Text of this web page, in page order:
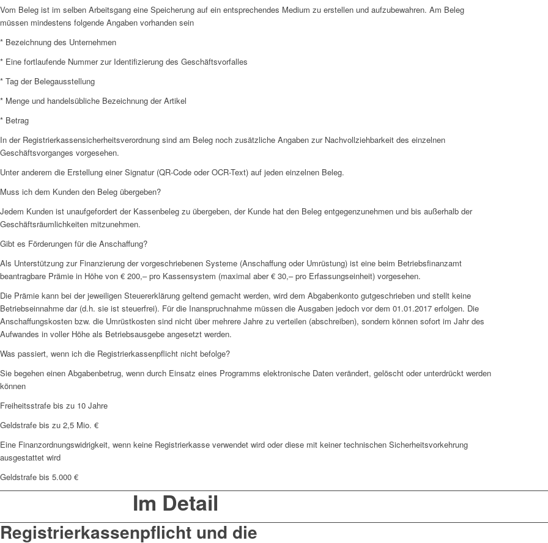
Vom Beleg ist im selben Arbeitsgang eine Speicherung auf ein entsprechendes Medium zu erstellen und aufzubewahren. Am Beleg
müssen mindestens folgende Angaben vorhanden sein
* Bezeichnung des Unternehmen
* Eine fortlaufende Nummer zur Identifizierung des Geschäftsvorfalles
* Tag der Belegausstellung
* Menge und handelsübliche Bezeichnung der Artikel
* Betrag
In der Registrierkassensicherheitsverordnung sind am Beleg noch zusätzliche Angaben zur Nachvollziehbarkeit des einzelnen
Geschäftsvorganges vorgesehen.
Unter anderem die Erstellung einer Signatur (QR-Code oder OCR-Text) auf jeden einzelnen Beleg.
Muss ich dem Kunden den Beleg übergeben?
Jedem Kunden ist unaufgefordert der Kassenbeleg zu übergeben, der Kunde hat den Beleg entgegenzunehmen und bis außerhalb der
Geschäftsräumlichkeiten mitzunehmen.
Gibt es Förderungen für die Anschaffung?
Als Unterstützung zur Finanzierung der vorgeschriebenen Systeme (Anschaffung oder Umrüstung) ist eine beim Betriebsfinanzamt
beantragbare Prämie in Höhe von € 200,– pro Kassensystem (maximal aber € 30,– pro Erfassungseinheit) vorgesehen.
Die Prämie kann bei der jeweiligen Steuererklärung geltend gemacht werden, wird dem Abgabenkonto gutgeschrieben und stellt keine
Betriebseinnahme dar (d.h. sie ist steuerfrei). Für die Inanspruchnahme müssen die Ausgaben jedoch vor dem 01.01.2017 erfolgen. Die
Anschaffungskosten bzw. die Umrüstkosten sind nicht über mehrere Jahre zu verteilen (abschreiben), sondern können sofort im Jahr des
Aufwandes in voller Höhe als Betriebsausgebe angesetzt werden.
Was passiert, wenn ich die Registrierkassenpflicht nicht befolge?
Sie begehen einen Abgabenbetrug, wenn durch Einsatz eines Programms elektronische Daten verändert, gelöscht oder unterdrückt werden
können
Freiheitsstrafe bis zu 10 Jahre
Geldstrafe bis zu 2,5 Mio. €
Eine Finanzordnungswidrigkeit, wenn keine Registrierkasse verwendet wird oder diese mit keiner technischen Sicherheitsvorkehrung
ausgestattet wird
Geldstrafe bis 5.000 €
Im Detail
Registrierkassenpflicht und die